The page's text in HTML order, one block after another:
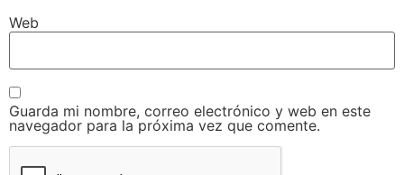
Web
Guarda mi nombre, correo electrónico y web en este
navegador para la próxima vez que comente.